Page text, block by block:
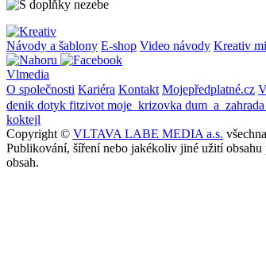
Návody a šablony E-shop Video návody Kreativ
Vlmedia
O společnosti Kariéra Kontakt Mojepředplatné.cz
denik dotyk fitzivot moje_krizovka dum_a_zahrada
koktejl
Copyright © VLTAVA LABE MEDIA a.s.
Publikování, šíření nebo jakékoliv jiné užití
obsah.